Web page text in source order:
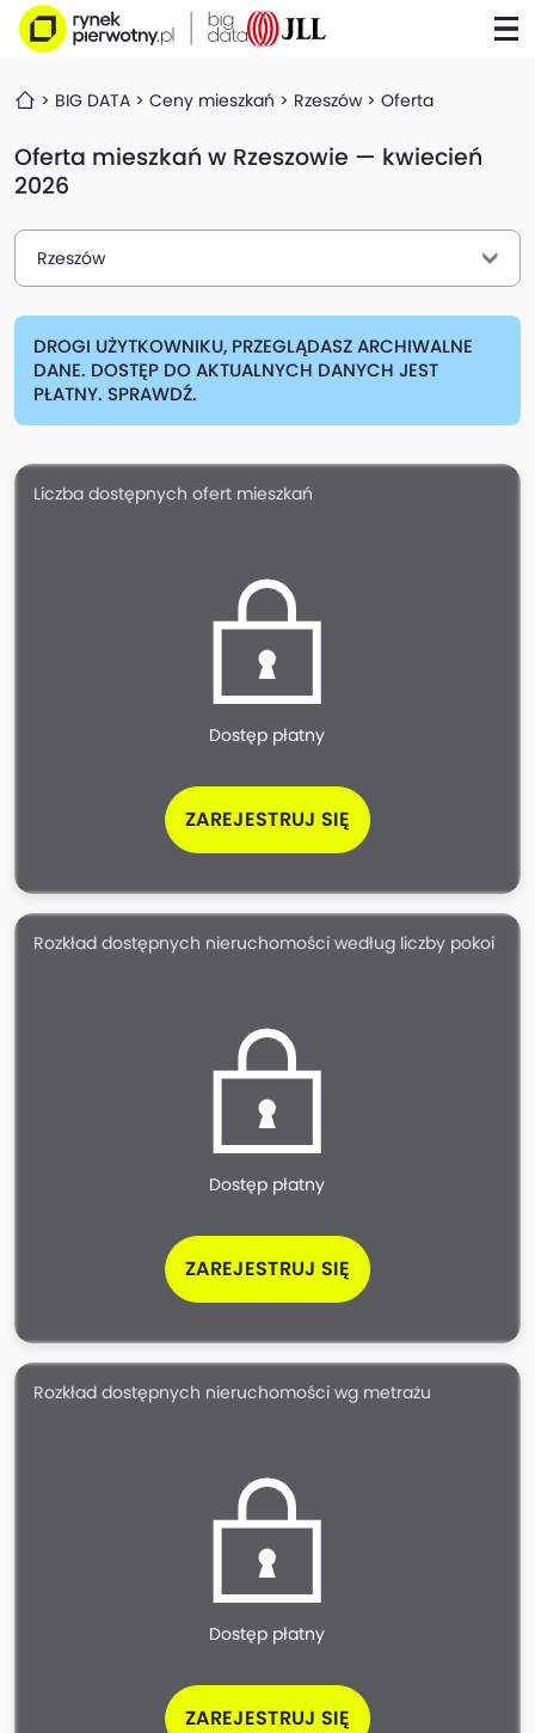
BIG DATA Ceny mieszkań Rzeszów Oferta
Oferta mieszkań w Rzeszowie — kwiecień
2026
Rzeszów
DROGI UŻYTKOWNIKU, PRZEGLĄDASZ ARCHIWALNE
DANE. DOSTĘP DO AKTUALNYCH DANYCH JEST
PŁATNY. SPRAWDŹ.
Liczba dostępnych ofert mieszkań
Dostęp płatny
ZAREJESTRUJ SIĘ
Rozkład dostępnych nieruchomości według liczby pokoi
Dostęp płatny
ZAREJESTRUJ SIĘ
Rozkład dostępnych nieruchomości wg metrażu
Dostęp płatny
ZAREJESTRUJ SIĘ